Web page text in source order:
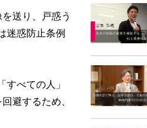
送り、戸惑う
迷惑防止条例
べての人」
避するため、